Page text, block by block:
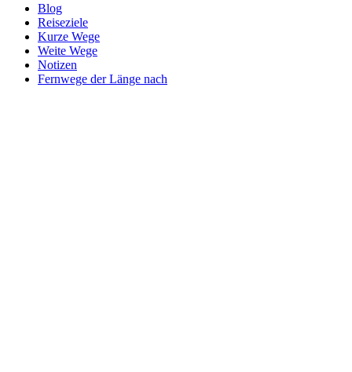
Blog
Reiseziele
Kurze Wege
Weite Wege
Notizen
Fernwege der Länge nach